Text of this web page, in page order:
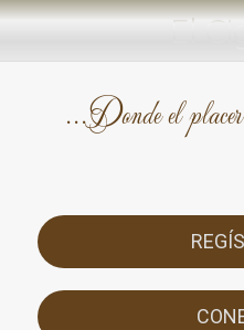
El
...Donde el placer